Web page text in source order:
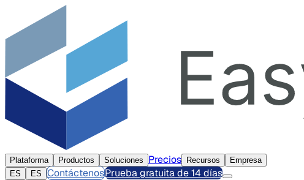
Plataforma Productos Soluciones Precios Recursos
Empresa
ES
ES ContáctenosPrueba gratuita de 14 días